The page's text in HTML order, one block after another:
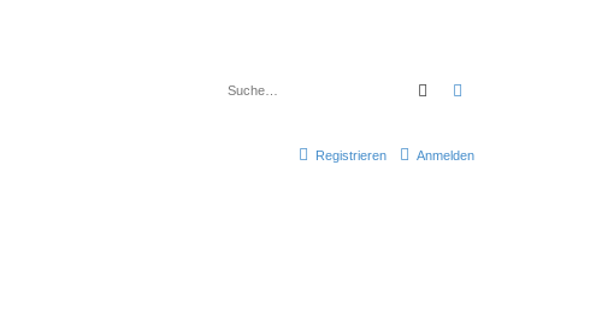
Suche
Anmelden
Registrieren